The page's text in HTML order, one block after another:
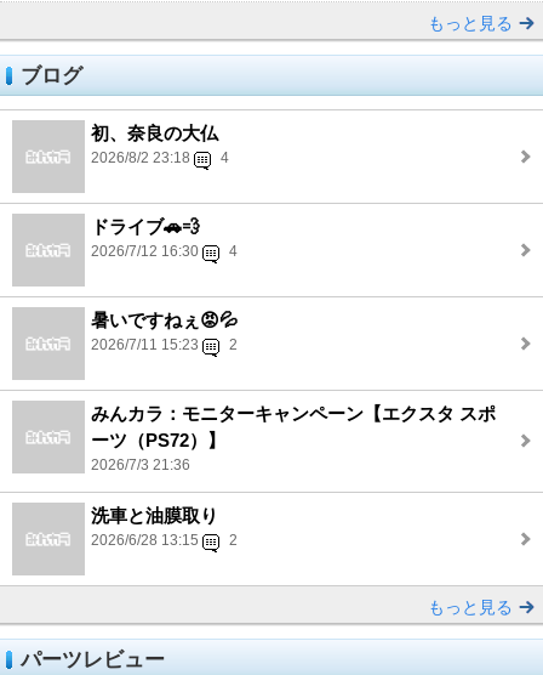
もっと見る
ブログ
初、奈良の大仏
2026/8/2 23:18 4
ドライブ🚗💨
2026/7/12 16:30 4
暑いですねぇ😡💦
2026/7/11 15:23 2
みんカラ：モニターキャンペーン【エクスタ スポ
ーツ（PS72）】
2026/7/3 21:36
洗車と油膜取り
2026/6/28 13:15 2
もっと見る
パーツレビュー